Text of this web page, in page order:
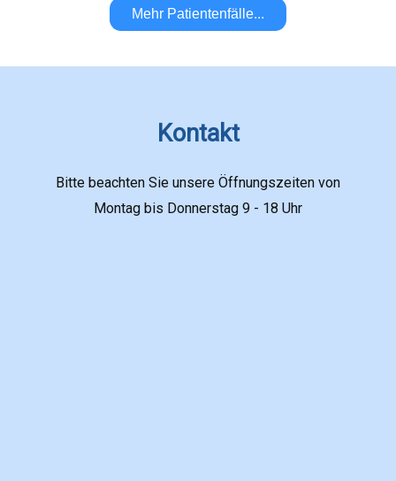
Mehr Patientenfälle...
Kontakt
Bitte beachten Sie unsere Öffnungszeiten von
Montag bis Donnerstag 9 - 18 Uhr